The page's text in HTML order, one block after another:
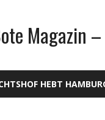
Magazin
HEBT